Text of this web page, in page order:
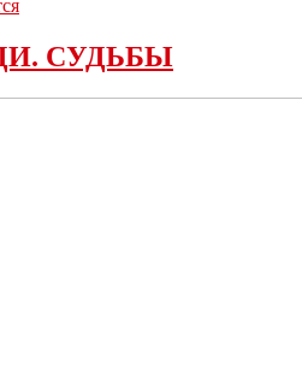
СУДЬБЫ